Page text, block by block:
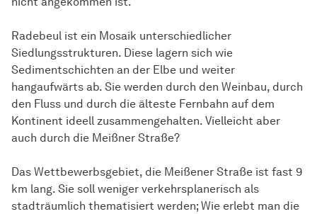
Radebeul ist ein Mosaik unterschiedlicher
Siedlungsstrukturen. Diese lagern sich wie
Sedimentschichten an der Elbe und weiter
hangaufwärts ab. Sie werden durch den Weinbau, durch
den Fluss und durch die älteste Fernbahn auf dem
Kontinent ideell zusammengehalten. Vielleicht aber
auch durch die Meißner Straße?
Das Wettbewerbsgebiet, die Meißener Straße ist fast 9
km lang. Sie soll weniger verkehrsplanerisch als
stadträumlich thematisiert werden; Wie erlebt man die